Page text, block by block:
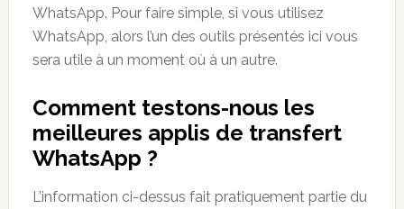
WhatsApp. Pour faire simple, si vous utilisez
WhatsApp, alors l’un des outils présentés ici vous
sera utile à un moment où à un autre.
Comment testons-nous les
meilleures applis de transfert
WhatsApp ?
L’information ci-dessus fait pratiquement partie du